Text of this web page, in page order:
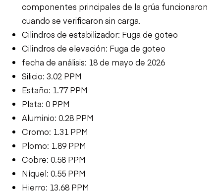
componentes principales de la grúa funcionaron
cuando se verificaron sin carga.
Cilindros de estabilizador: Fuga de goteo
Cilindros de elevación: Fuga de goteo
fecha de análisis: 18 de mayo de 2026
Silicio: 3.02 PPM
Estaño: 1.77 PPM
Plata: 0 PPM
Aluminio: 0.28 PPM
Cromo: 1.31 PPM
Plomo: 1.89 PPM
Cobre: 0.58 PPM
Níquel: 0.55 PPM
Hierro: 13.68 PPM